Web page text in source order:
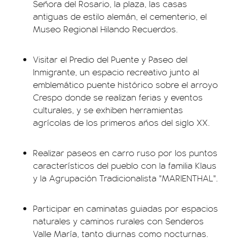
Señora del Rosario, la plaza, las casas
antiguas de estilo alemán, el cementerio, el
Museo Regional Hilando Recuerdos.
Visitar el Predio del Puente y Paseo del
Inmigrante, un espacio recreativo junto al
emblemático puente histórico sobre el arroyo
Crespo donde se realizan ferias y eventos
culturales, y se exhiben herramientas
agrícolas de los primeros años del siglo XX.
Realizar paseos en carro ruso por los puntos
característicos del pueblo con la familia Klaus
y la Agrupación Tradicionalista "MARIENTHAL".
Participar en caminatas guiadas por espacios
naturales y caminos rurales con Senderos
Valle María, tanto diurnas como nocturnas.